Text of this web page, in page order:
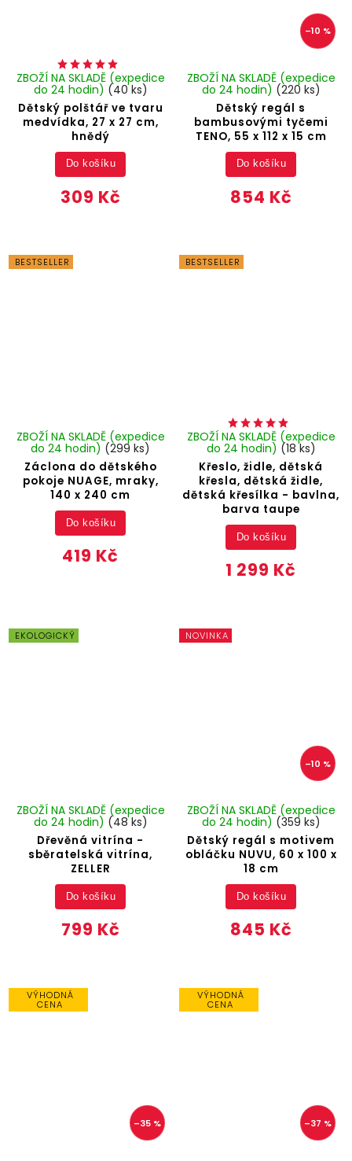
Dětský polštář ve tvaru
medvídka, 27 x 27 cm,
hnědý
ZBOŽÍ NA SKLADĚ (expedice
do 24 hodin) (40 ks)
309 Kč
Do košíku
–10 %
Dětský regál s
bambusovými tyčemi
TENO, 55 x 112 x 15 cm
ZBOŽÍ NA SKLADĚ (expedice
do 24 hodin) (220 ks)
854 Kč
Do košíku
BESTSELLER
Záclona do dětského
pokoje NUAGE, mraky,
140 x 240 cm
ZBOŽÍ NA SKLADĚ (expedice
do 24 hodin) (299 ks)
419 Kč
Do košíku
BESTSELLER
Křeslo, židle, dětská
křesla, dětská židle,
dětská křesílka - bavlna,
barva taupe
ZBOŽÍ NA SKLADĚ (expedice
do 24 hodin) (18 ks)
1 299 Kč
Do košíku
EKOLOGICKÝ
Dřevěná vitrína -
sběratelská vitrína,
ZELLER
ZBOŽÍ NA SKLADĚ (expedice
do 24 hodin) (48 ks)
799 Kč
Do košíku
NOVINKA
–10 %
Dětský regál s motivem
obláčku NUVU, 60 x 100 x
18 cm
ZBOŽÍ NA SKLADĚ (expedice
do 24 hodin) (359 ks)
845 Kč
Do košíku
VÝHODNÁ
CENA
–35 %
VÝHODNÁ
CENA
–37 %